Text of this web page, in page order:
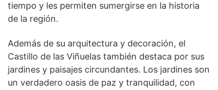
tiempo y ‌les permiten sumergirse en⁤ la⁣ historia
de la⁣ región.
Además⁣ de su arquitectura⁣ y decoración, el
Castillo de‌ las Viñuelas también destaca por sus
jardines y paisajes circundantes. Los jardines son
un verdadero oasis de paz y tranquilidad, con